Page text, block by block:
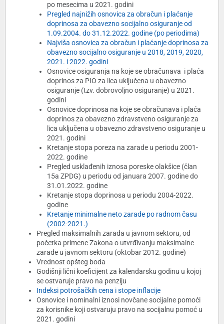
po mesecima u 2021. godini
Pregled najnižih osnovica za obračun i plaćanje
doprinosa za obavezno socijalno osiguranje od
1.09.2004. do 31.12.2022. godine (po periodima)
Najviša osnovica za obračun i plaćanje doprinosa za
obavezno socijalno osiguranje u 2018, 2019, 2020,
2021. i 2022. godini
Osnovice osiguranja na koje se obračunava i plaća
doprinos za PIO za lica uključena u obavezno
osiguranje (tzv. dobrovoljno osiguranje) u 2021.
godini
Osnovice doprinosa na koje se obračunava i plaća
doprinos za obavezno zdravstveno osiguranje za
lica uključena u obavezno zdravstveno osiguranje u
2021. godini
Kretanje stopa poreza na zarade u periodu 2001-
2022. godine
Pregled usklađenih iznosa poreske olakšice (član
15a ZPDG) u periodu od januara 2007. godine do
31.01.2022. godine
Kretanje stopa doprinosa u periodu 2004-2022.
godine
Kretanje minimalne neto zarade po radnom času
(2002-2021.)
Pregled maksimalnih zarada u javnom sektoru, od
početka primene Zakona o utvrđivanju maksimalne
zarade u javnom sektoru (oktobar 2012. godine)
Vrednost opšteg boda
Godišnji lični koeficijent za kalendarsku godinu u kojoj
se ostvaruje pravo na penziju
Indeksi potrošačkih cena i stope inflacije
Osnovice i nominalni iznosi novčane socijalne pomoći
za korisnike koji ostvaruju pravo na socijalnu pomoć u
2021. godini